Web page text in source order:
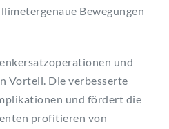
Bewegungen
und
Vorteil. Die verbesserte
und fördert die
profitieren von